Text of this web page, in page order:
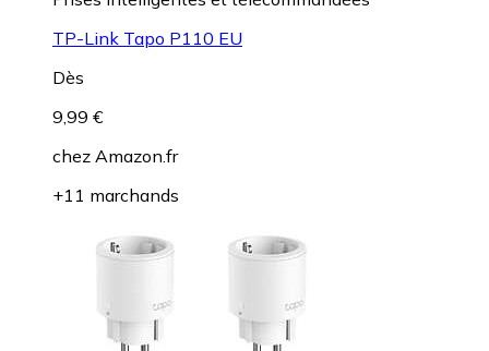
TP-Link Tapo P110 EU
Dès
9,99 €
chez Amazon.fr
+11 marchands